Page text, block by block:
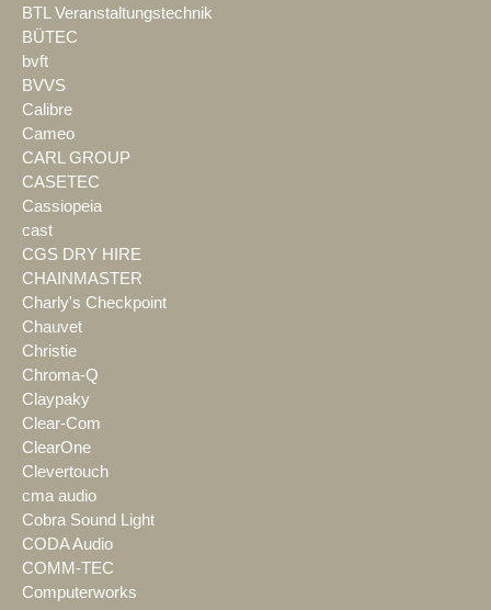
BTL Veranstaltungstechnik
BÜTEC
bvft
BVVS
Calibre
Cameo
CARL GROUP
CASETEC
Cassiopeia
cast
CGS DRY HIRE
CHAINMASTER
Charly's Checkpoint
Chauvet
Christie
Chroma-Q
Claypaky
Clear-Com
ClearOne
Clevertouch
cma audio
Cobra Sound Light
CODA Audio
COMM-TEC
Computerworks